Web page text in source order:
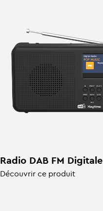
Radio DAB FM Digitale
Découvrir ce produit